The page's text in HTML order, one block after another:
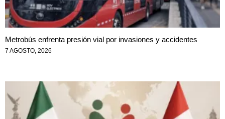
Metrobús enfrenta presión vial por invasiones y accidentes
7 AGOSTO, 2026